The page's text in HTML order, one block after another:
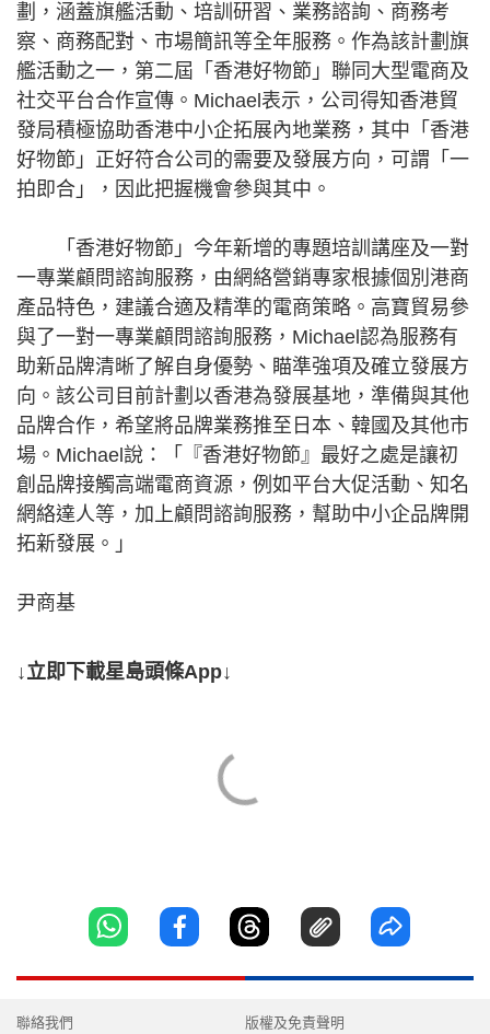
劃，涵蓋旗艦活動、培訓研習、業務諮詢、商務考
察、商務配對、市場簡訊等全年服務。作為該計劃旗
艦活動之一，第二屆「香港好物節」聯同大型電商及
社交平台合作宣傳。Michael表示，公司得知香港貿
發局積極協助香港中小企拓展內地業務，其中「香港
好物節」正好符合公司的需要及發展方向，可謂「一
拍即合」，因此把握機會參與其中。
「香港好物節」今年新增的專題培訓講座及一對
一專業顧問諮詢服務，由網絡營銷專家根據個別港商
產品特色，建議合適及精準的電商策略。高寶貿易參
與了一對一專業顧問諮詢服務，Michael認為服務有
助新品牌清晰了解自身優勢、瞄準強項及確立發展方
向。該公司目前計劃以香港為發展基地，準備與其他
品牌合作，希望將品牌業務推至日本、韓國及其他市
場。Michael說：「『香港好物節』最好之處是讓初
創品牌接觸高端電商資源，例如平台大促活動、知名
網絡達人等，加上顧問諮詢服務，幫助中小企品牌開
拓新發展。」
尹商基
↓立即下載星島頭條App↓
聯絡我們 版權及免責聲明